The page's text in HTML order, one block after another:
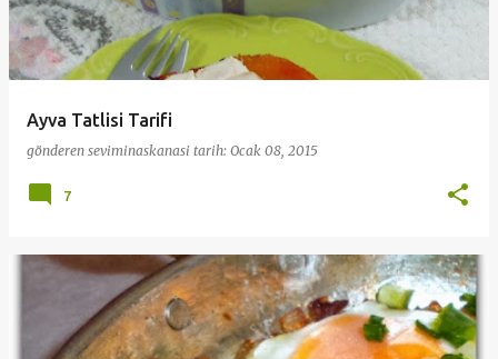
Ayva Tatlisi Tarifi
gönderen seviminaskanasi tarih: Ocak 08, 2015
7